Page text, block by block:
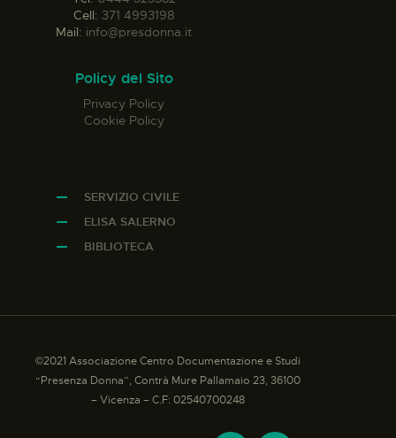
Cell: 371 4993198
Mail: info@presdonna.it
Policy del Sito
Privacy Policy
Cookie Policy
SERVIZIO CIVILE
ELISA SALERNO
BIBLIOTECA
©2021 Associazione Centro Documentazione e Studi
“Presenza Donna”, Contrà Mure Pallamaio 23, 36100
– Vicenza – C.F: 02540700248